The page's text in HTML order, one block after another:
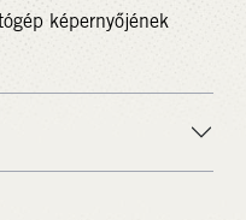
képernyőjének